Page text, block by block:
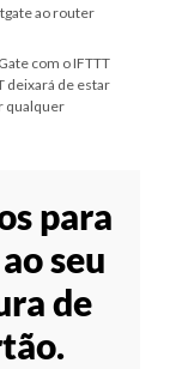
ao router
com o IFTTT
deixará de estar
qualquer
para
seu
de